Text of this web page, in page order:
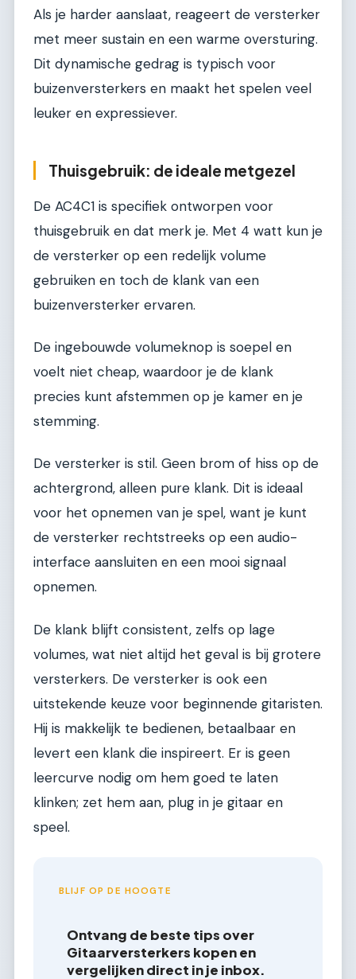
Als je harder aanslaat, reageert de versterker
met meer sustain en een warme oversturing.
Dit dynamische gedrag is typisch voor
buizenversterkers en maakt het spelen veel
leuker en expressiever.
Thuisgebruik: de ideale metgezel
De AC4C1 is specifiek ontworpen voor
thuisgebruik en dat merk je. Met 4 watt kun je
de versterker op een redelijk volume
gebruiken en toch de klank van een
buizenversterker ervaren.
De ingebouwde volumeknop is soepel en
voelt niet cheap, waardoor je de klank
precies kunt afstemmen op je kamer en je
stemming.
De versterker is stil. Geen brom of hiss op de
achtergrond, alleen pure klank. Dit is ideaal
voor het opnemen van je spel, want je kunt
de versterker rechtstreeks op een audio-
interface aansluiten en een mooi signaal
opnemen.
De klank blijft consistent, zelfs op lage
volumes, wat niet altijd het geval is bij grotere
versterkers. De versterker is ook een
uitstekende keuze voor beginnende gitaristen.
Hij is makkelijk te bedienen, betaalbaar en
levert een klank die inspireert. Er is geen
leercurve nodig om hem goed te laten
klinken; zet hem aan, plug in je gitaar en
speel.
BLIJF OP DE HOOGTE
Ontvang de beste tips over
Gitaarversterkers kopen en
vergelijken direct in je inbox.